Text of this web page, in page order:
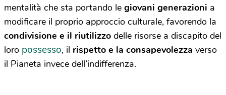
mentalità che sta portando le giovani generazioni a
modificare il proprio approccio culturale, favorendo la
condivisione e il riutilizzo delle risorse a discapito del
loro possesso, il rispetto e la consapevolezza verso
il Pianeta invece dell’indifferenza.